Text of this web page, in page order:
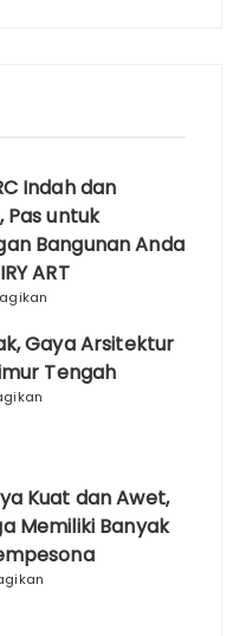
Indah dan
Pas untuk
Bangunan Anda
ART
Gaya Arsitektur
Tengah
Kuat dan Awet,
Memiliki Banyak